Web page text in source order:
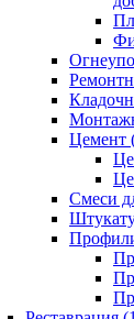
Цемент
Смеси